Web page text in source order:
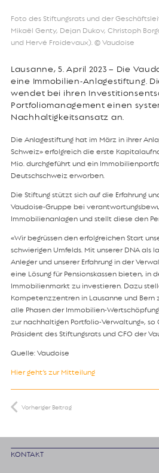
Foto des Stiftungsrats und der
Mikaël Genty, Dejan Dukov, Christoph
und Hervé Froidevaux). © Vaudoise
Lausanne, 5. April 2023 – Die
eine Immobilien-Anlagestiftung.
wendet bei ihren
Portfoliomanagement einen
Nachhaltigkeitsansatz an.
Die Anlagestiftung hat im März in ihrer
Schweiz» erfolgreich die erste
Mio. durchgeführt und ein
Deutschschweiz erworben.
Die Stiftung stützt sich auf die Erfahrung
Vaudoise-Gruppe bei
Immobilienanlagen und stellt diese den
«Wir begrüssen den erfolgreichen Start
schwierigen Umfelds. Mit unserer DNA als
Anleger und unserer Erfahrung in der
eine Lösung für Pensionskassen bieten, in
Immobilienmarkt zu investieren. Dazu
Kompetenzzentren in Lausanne und Bern
alle Phasen der Immobilien-
zur nachhaltigen Portfolio-Verwaltung», so
Präsident des Stiftungsrats und CFO der
Quelle: Vaudoise
Hier geht’s zur Mitteilung
Vorheriger Beitrag
KONTAKT